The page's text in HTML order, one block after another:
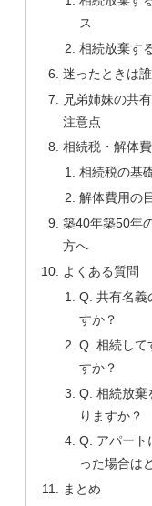
ス
相続放棄す
迷ったときは
兄弟姉妹の共
注意点
相続税・解体
相続税の基
解体費用の
築40年築50年
方へ
よくある質問
Q. 共有名義
すか？
Q. 相続して
すか？
Q. 相続放棄
りますか？
Q. アパート
った場合は
まとめ